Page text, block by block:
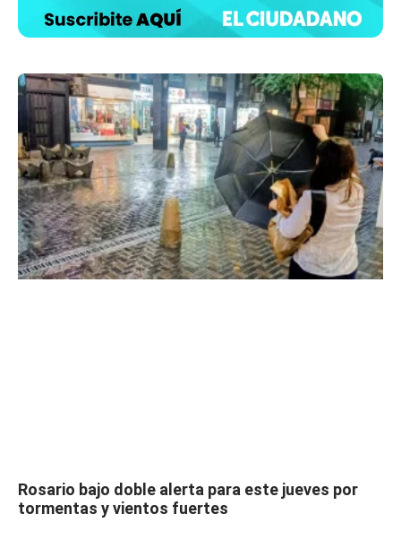
Rosario bajo doble alerta para este jueves por
tormentas y vientos fuertes